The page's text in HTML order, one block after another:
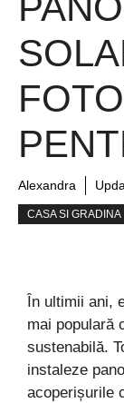
Alexandra
CASA SI GRADINA
În ultimii ani,
mai populară
sustenabilă.
instaleze
acoperișurile